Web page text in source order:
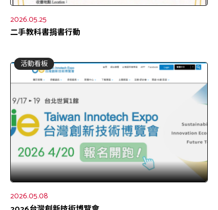
2026.05.25
二手教科書捐書行動
活動看板
2026.05.08